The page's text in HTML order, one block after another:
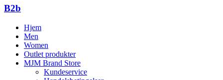
B2b
Hjem
Men
Women
Outlet produkter
MJM Brand Store
Kundeservice